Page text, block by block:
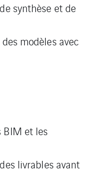
synthèse et de
modèles avec
BIM et les
livrables avant